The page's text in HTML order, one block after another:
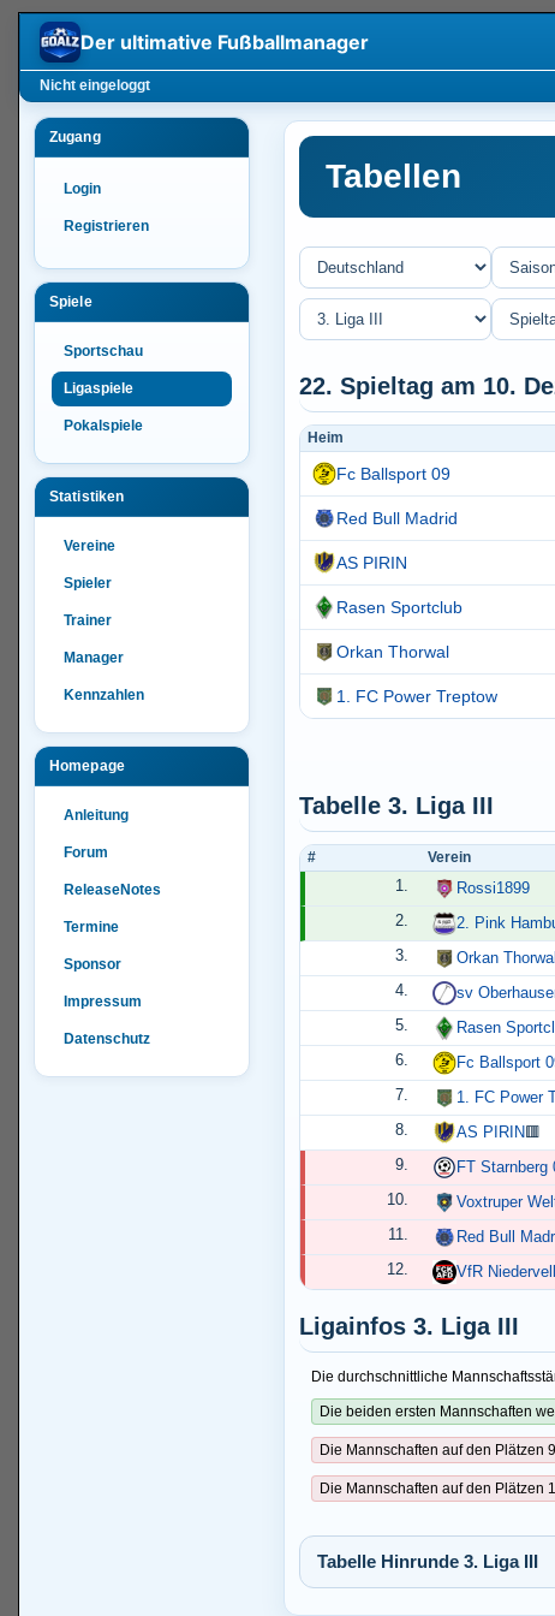
Der ultimative Fußballmanager
Nicht eingeloggt
Zugang
Login
Registrieren
Spiele
Sportschau
Ligaspiele
Pokalspiele
Statistiken
Vereine
Spieler
Trainer
Manager
Kennzahlen
Homepage
Anleitung
Forum
ReleaseNotes
Termine
Sponsor
Impressum
Datenschutz
Tabellen
22. Spieltag am 10.
Heim
Fc Ballsport 09
Red Bull Madrid
AS PIRIN
Rasen Sportclub
Orkan Thorwal
1. FC Power Treptow
Tabelle 3. Liga III
# Verein
1. Rossi1899
2.
2. Pink
3.
Orkan Thorwal
4.
sv
5.
Rasen
6.
Fc Ballsport
7.
1. FC Power
8.
AS PIRIN🟥
9.
FT Starnberg
10.
Voxtruper
11.
Red Bull
12.
VfR
Ligainfos 3. Liga III
Die durchschnittliche
Die beiden ersten Mannschaften
Die Mannschaften auf den Plätzen
Die Mannschaften auf den Plätzen
Tabelle Hinrunde 3. Liga III